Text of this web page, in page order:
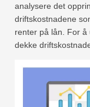
analysere det
driftskostnadene
renter på lån. For
dekke